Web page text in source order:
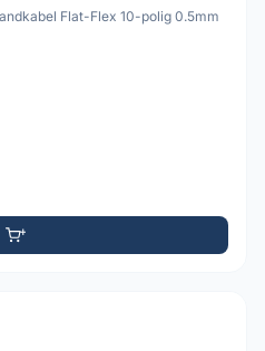
Flat-Flex 10-polig 0.5mm